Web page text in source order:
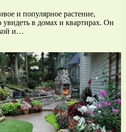
и популярное растение,
увидеть в домах и квартирах. Он
и…